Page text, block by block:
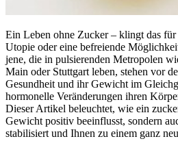
Ein Leben ohne Zucker – klingt das
Utopie oder eine befreiende
jene, die in pulsierenden Metropolen
Main oder Stuttgart leben, stehen vor
Gesundheit und ihr Gewicht im
hormonelle Veränderungen ihren
Dieser Artikel beleuchtet, wie ein
Gewicht positiv beeinflusst, sondern
stabilisiert und Ihnen zu einem ganz